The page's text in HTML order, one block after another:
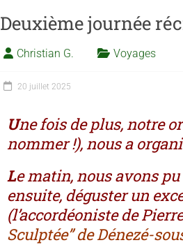
Deuxième journée
Christian G. Voyages
20 juillet 2025
Une fois de plus, notre
nommer !), nous a
Le matin, nous avons
ensuite, déguster un
(l’accordéoniste de
Sculptée” de Dénezé-